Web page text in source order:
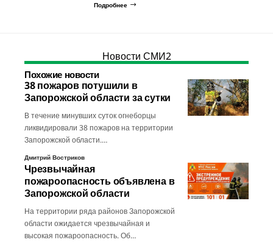
Подробнее
Новости СМИ2
Похожие новости
38 пожаров потушили в
Запорожской области за сутки
В течение минувших суток огнеборцы
ликвидировали 38 пожаров на территории
Запорожской области.…
Дмитрий Востриков
Чрезвычайная
пожароопасность объявлена в
Запорожской области
На территории ряда районов Запорожской
области ожидается чрезвычайная и
высокая пожароопасность. Об…